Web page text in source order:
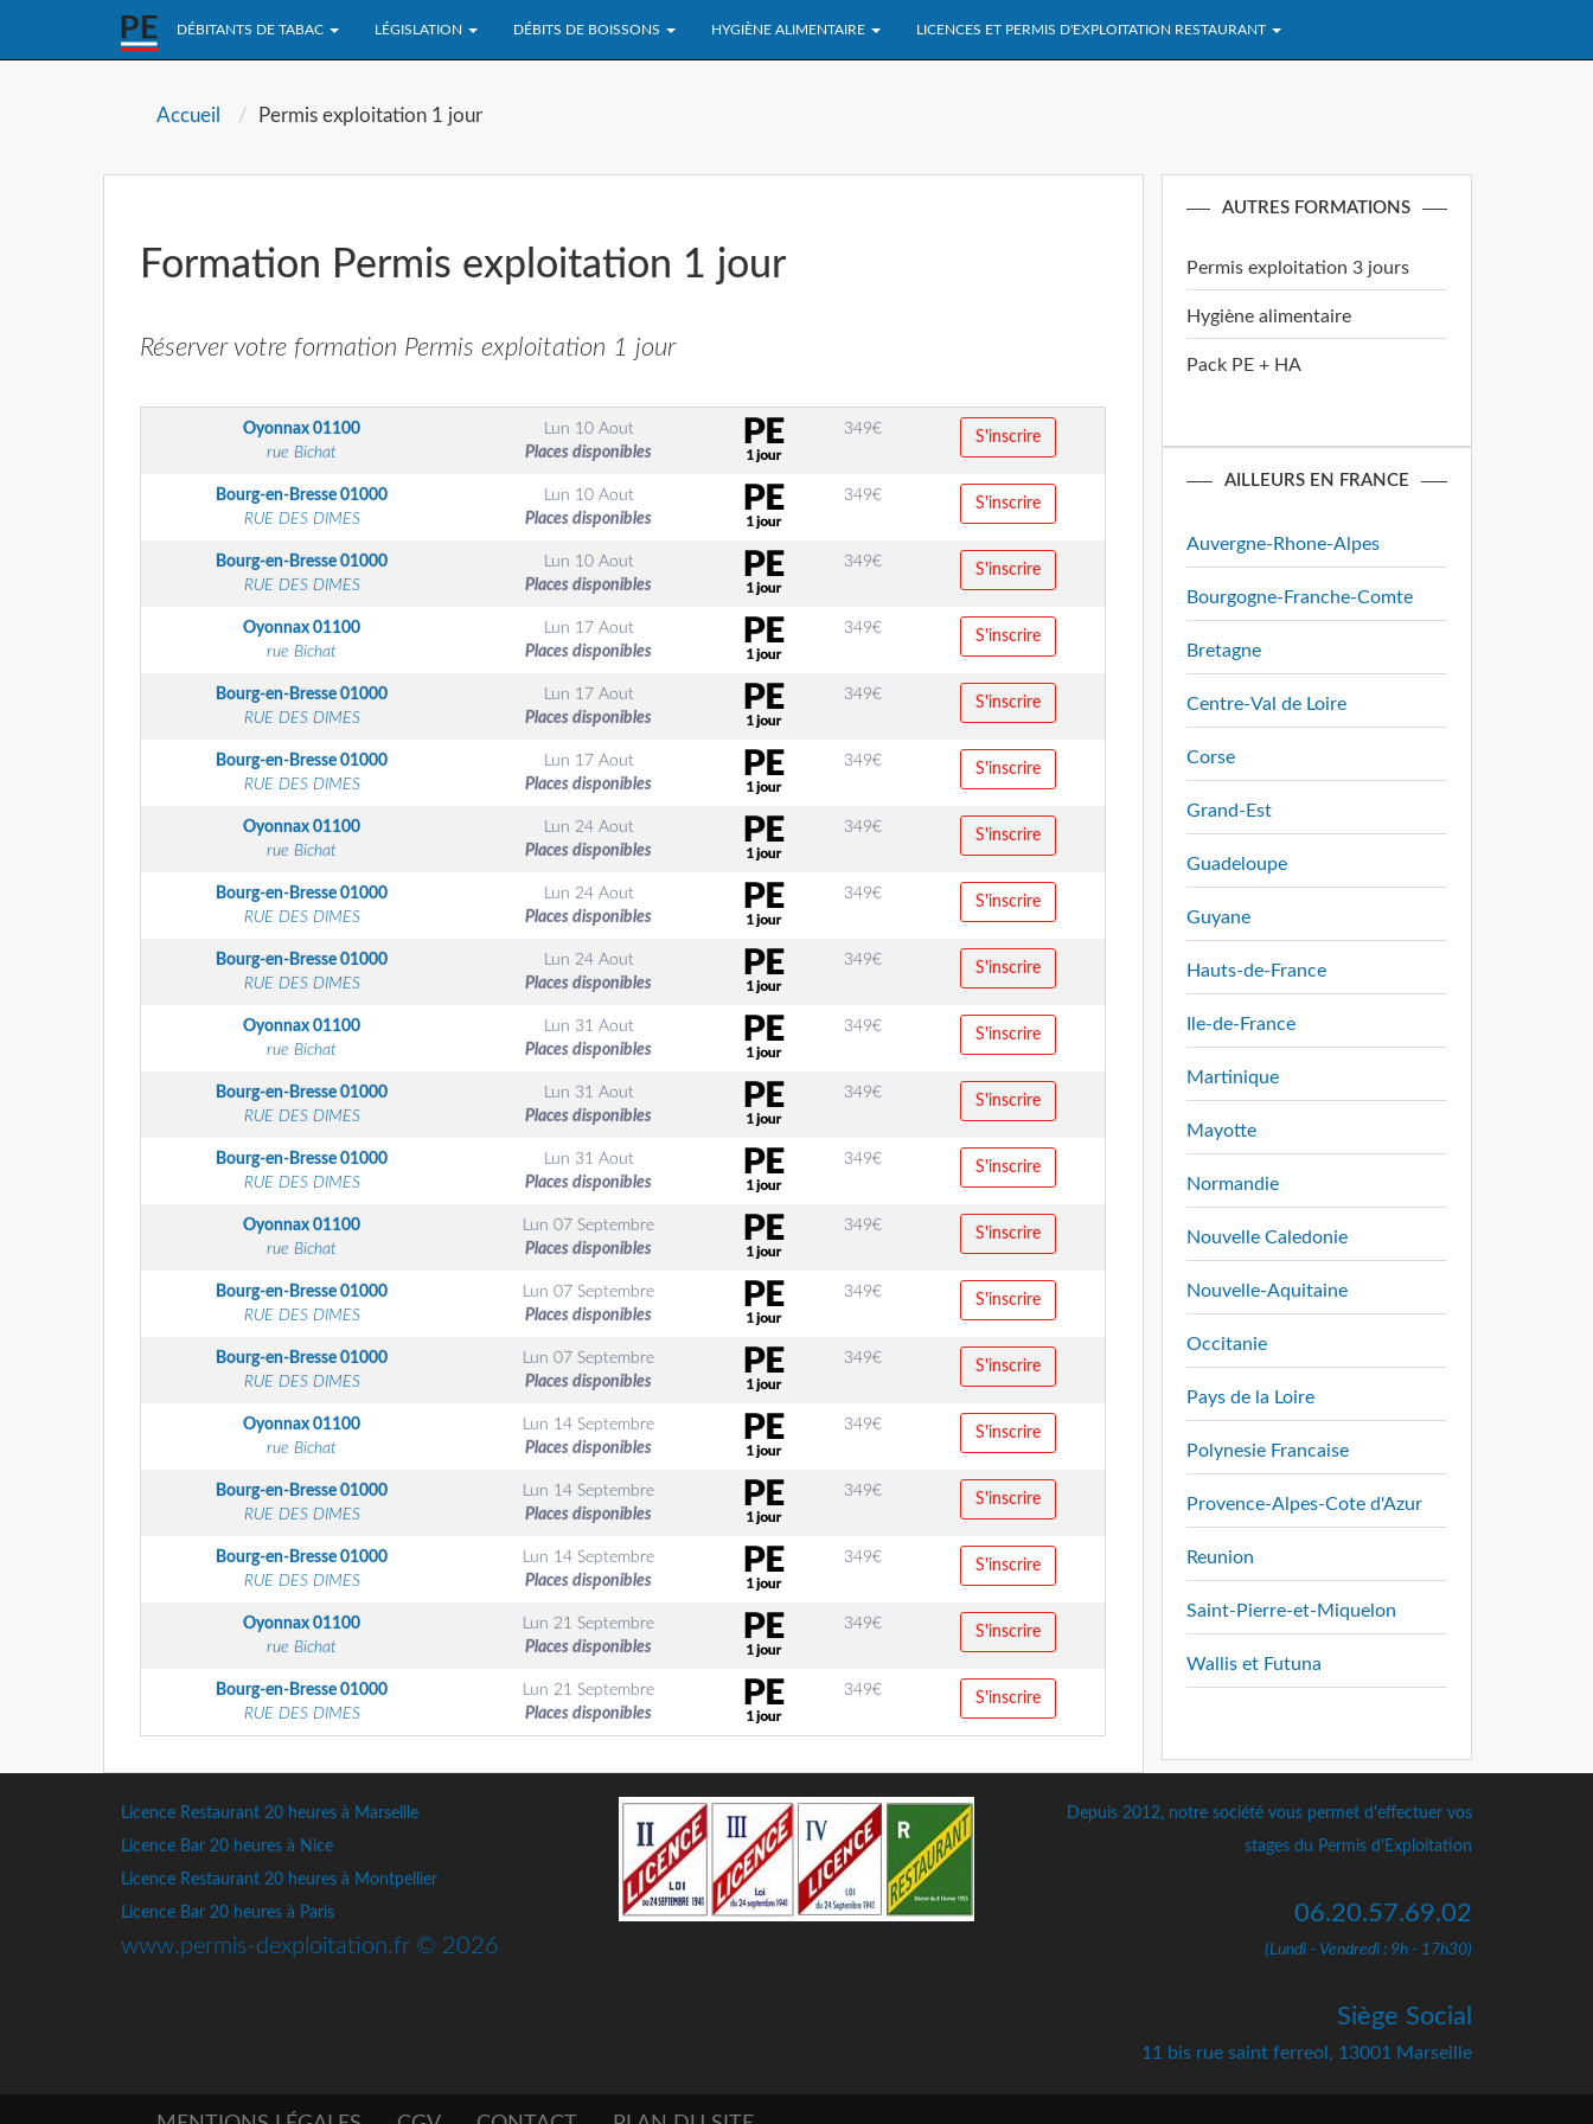
DÉBITANTS DE TABAC LÉGISLATION DÉBITS DE BOISSONS HYGIÈNE ALIMENTAIRE LICENCES ET PERMIS D'EXPLOITATION RESTAURANT
Accueil Permis exploitation 1 jour
Formation Permis exploitation 1 jour
Réserver votre formation Permis exploitation 1 jour
Oyonnax01100
rue Bichat
Lun 10 Aout
Places disponibles
349€ S'inscrire
Bourg-en-Bresse01000
RUE DES DIMES
Lun 10 Aout
Places disponibles
349€ S'inscrire
Bourg-en-Bresse01000
RUE DES DIMES
Lun 10 Aout
Places disponibles
349€ S'inscrire
Oyonnax01100
rue Bichat
Lun 17 Aout
Places disponibles
349€ S'inscrire
Bourg-en-Bresse01000
RUE DES DIMES
Lun 17 Aout
Places disponibles
349€ S'inscrire
Bourg-en-Bresse01000
RUE DES DIMES
Lun 17 Aout
Places disponibles
349€ S'inscrire
Oyonnax01100
rue Bichat
Lun 24 Aout
Places disponibles
349€ S'inscrire
Bourg-en-Bresse01000
RUE DES DIMES
Lun 24 Aout
Places disponibles
349€ S'inscrire
Bourg-en-Bresse01000
RUE DES DIMES
Lun 24 Aout
Places disponibles
349€ S'inscrire
Oyonnax01100
rue Bichat
Lun 31 Aout
Places disponibles
349€ S'inscrire
Bourg-en-Bresse01000
RUE DES DIMES
Lun 31 Aout
Places disponibles
349€ S'inscrire
Bourg-en-Bresse01000
RUE DES DIMES
Lun 31 Aout
Places disponibles
349€ S'inscrire
Oyonnax01100
rue Bichat
Lun 07 Septembre
Places disponibles
349€ S'inscrire
Bourg-en-Bresse01000
RUE DES DIMES
Lun 07 Septembre
Places disponibles
349€ S'inscrire
Bourg-en-Bresse01000
RUE DES DIMES
Lun 07 Septembre
Places disponibles
349€ S'inscrire
Oyonnax01100
rue Bichat
Lun 14 Septembre
Places disponibles
349€ S'inscrire
Bourg-en-Bresse01000
RUE DES DIMES
Lun 14 Septembre
Places disponibles
349€ S'inscrire
Bourg-en-Bresse01000
RUE DES DIMES
Lun 14 Septembre
Places disponibles
349€ S'inscrire
Oyonnax01100
rue Bichat
Lun 21 Septembre
Places disponibles
349€ S'inscrire
Bourg-en-Bresse01000
RUE DES DIMES
Lun 21 Septembre
Places disponibles
349€ S'inscrire
AUTRES FORMATIONS
Permis exploitation 3 jours
Hygiène alimentaire
Pack PE + HA
AILLEURS EN FRANCE
Auvergne-Rhone-Alpes
Bourgogne-Franche-Comte
Bretagne
Centre-Val de Loire
Corse
Grand-Est
Guadeloupe
Guyane
Hauts-de-France
Ile-de-France
Martinique
Mayotte
Normandie
Nouvelle Caledonie
Nouvelle-Aquitaine
Occitanie
Pays de la Loire
Polynesie Francaise
Provence-Alpes-Cote d'Azur
Reunion
Saint-Pierre-et-Miquelon
Wallis et Futuna
Licence Restaurant 20 heures à Marseille
Licence Bar 20 heures à Nice
Licence Restaurant 20 heures à Montpellier
Licence Bar 20 heures à Paris
www.permis-dexploitation.fr © 2026
Depuis 2012, notre société vous permet d'effectuer vos
stages du Permis d'Exploitation
06.20.57.69.02
(Lundi - Vendredi : 9h - 17h30)
Siège Social
11 bis rue saint ferreol, 13001 Marseille